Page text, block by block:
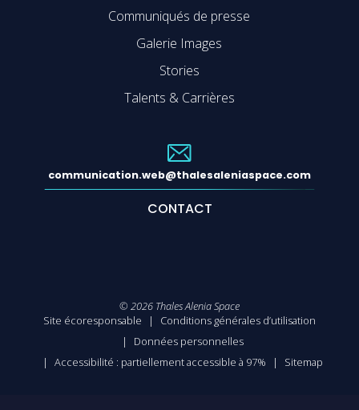
Communiqués de presse
Galerie Images
Stories
Talents & Carrières
communication.web@thalesaleniaspace.com
CONTACT
© 2026 Thales Alenia Space
Site écoresponsable
Conditions générales d’utilisation
Données personnelles
Accessibilité : partiellement accessible à 97%
Sitemap